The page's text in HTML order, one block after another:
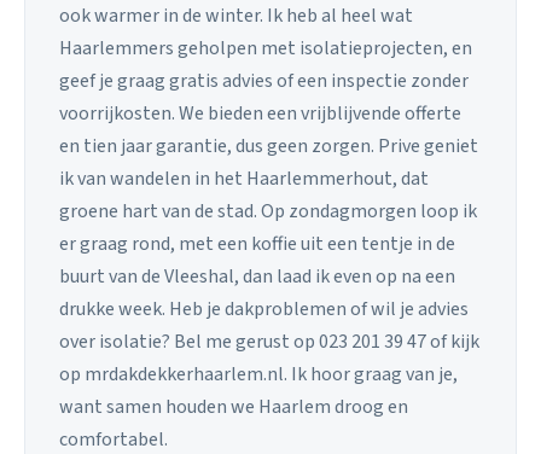
ook warmer in de winter. Ik heb al heel wat
Haarlemmers geholpen met isolatieprojecten, en
geef je graag gratis advies of een inspectie zonder
voorrijkosten. We bieden een vrijblijvende offerte
en tien jaar garantie, dus geen zorgen. Prive geniet
ik van wandelen in het Haarlemmerhout, dat
groene hart van de stad. Op zondagmorgen loop ik
er graag rond, met een koffie uit een tentje in de
buurt van de Vleeshal, dan laad ik even op na een
drukke week. Heb je dakproblemen of wil je advies
over isolatie? Bel me gerust op 023 201 39 47 of kijk
op mrdakdekkerhaarlem.nl. Ik hoor graag van je,
want samen houden we Haarlem droog en
comfortabel.